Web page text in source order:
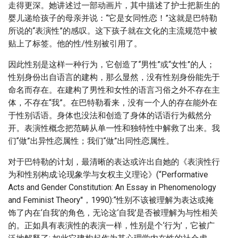
走得更深。她讲述过一部动画片，其中描述了护士把新生的
婴儿递给孩子的母亲并说：“它是女同性恋！”这就是巴特勒
所说的“表演性”的感叹。这下孩子就在文化的主流规范中被
贴上了标签。他的性/性别被引用了。
因此性别是这样一种行为，它创造了“男性”或“女性”的人；
性别身份出自语言的建构，那么显然，没有性别身份能先于
命名而存在。在建构了男性和女性的语言习俗之外不存在主
体，不存在“我”。在巴特勒看来，没有一个人的存在能外在
于性别话语。身体也没法和创造了身体的话语行为截然分
开。表演性概念把范畴从单一性和独特性中解救了出来。我
们“做”出异性恋属性；我们“做”出同性恋属性。
对于巴特勒的计划，最清晰的表达或许出自她的《表演性行
为和性别构成:论现象学与女权主义理论》(“Performative
Acts and Gender Constitution: An Essay in Phenomenology
and Feminist Theory"，1990):“性别不该被理解为表达或掩
饰了内在‘自我’的角色，无论这‘自我’是否被理解为与性相关
的。正如具有表演性的表演一样，性别是个‘行为’，它被广